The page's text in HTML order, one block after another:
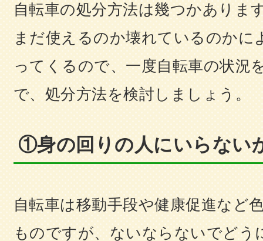
自転車の処分方法は幾つかありま
まだ使えるのか壊れているのかに
ってくるので、一度自転車の状況
で、処分方法を検討しましょう。
①身の回りの人にいらない
自転車は移動手段や健康促進など
ものですが、ないならないでどう